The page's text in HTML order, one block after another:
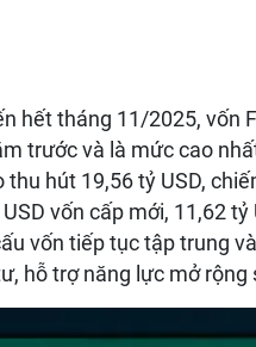
hết tháng 11/2025, vốn
trước và là mức cao
hút 19,56 tỷ USD,
vốn cấp mới, 11,62
vốn tiếp tục tập trung
hỗ trợ năng lực mở rộng